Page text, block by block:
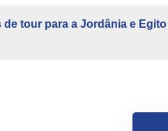
de tour para a Jordânia e Egito